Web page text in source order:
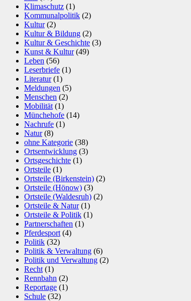
Klimaschutz (1)
Kommunalpolitik (2)
Kultur(2)
Kultur & Bildung (2)
Kultur & Geschichte (3)
Kunst & Kultur(49)
Leben (56)
Leserbriefe (1)
Literatur(1)
Meldungen (5)
Menschen (2)
Mobilität (1)
Münchehofe (14)
Nachrufe (1)
Natur(8)
ohne Kategorie (38)
Ortsentwicklung (3)
Ortsgeschichte (1)
Ortsteile (1)
Ortsteile (Birkenstein) (2)
Ortsteile (Hönow) (3)
Ortsteile (Waldesruh) (2)
Ortsteile & Natur(1)
Ortsteile & Politik (1)
Partnerschaften (1)
Pferdesport (4)
Politik (32)
Politik & Verwaltung (6)
Politik und Verwaltung (2)
Recht (1)
Rennbahn (2)
Reportage (1)
Schule (32)